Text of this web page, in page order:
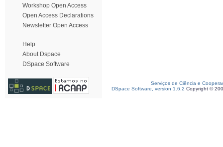
Workshop Open Access
Open Access Declarations
Newsletter Open Access
Help
About Dspace
DSpace Software
Serviços de Ciência e
DSpace Software, version 1.6.2 Copyright ©